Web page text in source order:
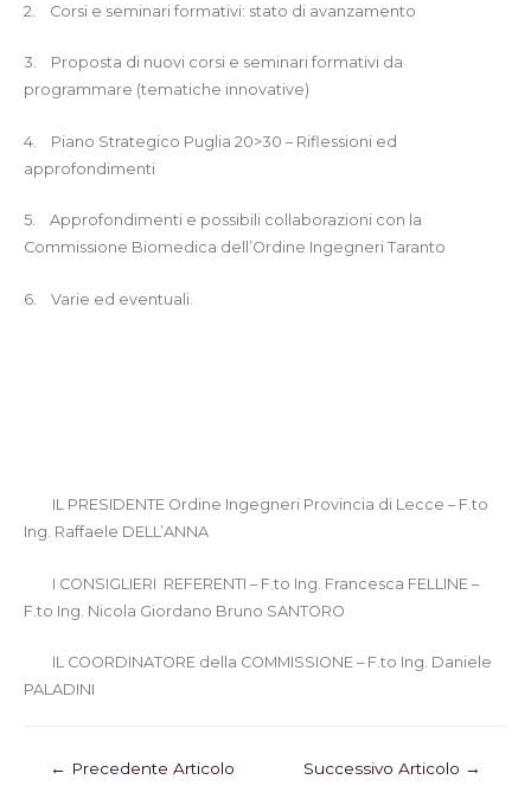
2. Corsi e seminari formativi: stato di avanzamento
3.
Proposta di nuovi corsi e seminari formativi da
programmare (tematiche innovative)
4.
Piano Strategico Puglia 20>30 – Riflessioni ed
approfondimenti
5.
Approfondimenti e possibili collaborazioni con la
Commissione Biomedica dell’Ordine Ingegneri Taranto
6. Varie ed eventuali.
IL PRESIDENTE Ordine Ingegneri Provincia di Lecce – F.to
Ing. Raffaele DELL’ANNA
I CONSIGLIERI REFERENTI – F.to Ing Francesca FELLINE –
F.to Ing. Nicola Giordano Bruno SANTORO
IL COORDINATORE della COMMISSIONE – F.to Ing. Daniele
PALADINI
← Precedente Articolo Successivo Articolo →